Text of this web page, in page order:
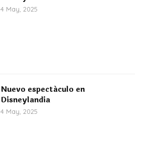
4 May, 2025
Nuevo espectáculo en
Disneylandia
4 May, 2025